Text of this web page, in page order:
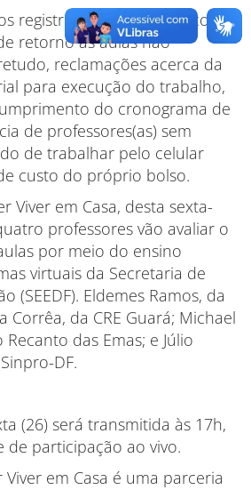
registros de dúvidas de como
retorno às aulas não
reclamações acerca da
para execução do trabalho,
do cronograma de
de professores(as) sem
de trabalhar pelo celular
custo do próprio bolso.
Viver em Casa, desta sexta-
professores vão avaliar o
por meio do ensino
virtuais da Secretaria de
(SEEDF). Eldemes Ramos, da
Corrêa, da CRE Guará; Michael
Recanto das Emas; e Júlio
DF.
(26) será transmitida às 17h,
participação ao vivo.
em Casa é uma parceria